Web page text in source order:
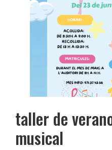
taller de
musical